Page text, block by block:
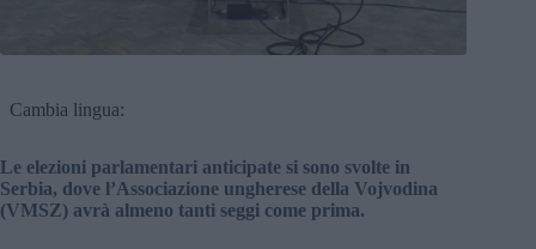
Cambia lingua:
Le elezioni parlamentari anticipate si sono svolte in
Serbia, dove l’Associazione ungherese della Vojvodina
(VMSZ) avrà almeno tanti seggi come prima.